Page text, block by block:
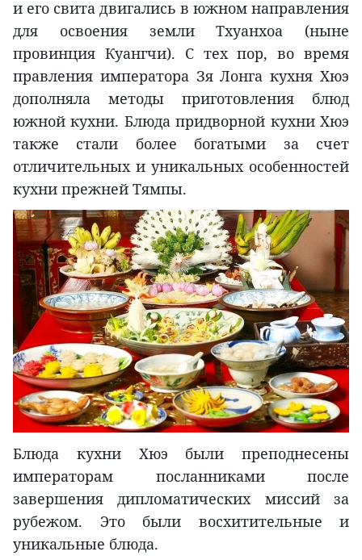
и его свита двигались в южном направления
для освоения земли Тхуанхоа (ныне
провинция Куангчи). С тех пор, во время
правления императора Зя Лонга кухня Хюэ
дополняла методы приготовления блюд
южной кухни. Блюда придворной кухни Хюэ
также стали более богатыми за счет
отличительных и уникальных особенностей
кухни прежней Тямпы.
Блюда кухни Хюэ были преподнесены
императорам посланниками после
завершения дипломатических миссий за
рубежом. Это были восхитительные и
уникальные блюда.